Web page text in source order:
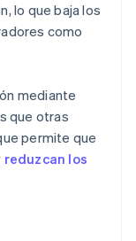
lo que baja los
como
mediante
que otras
permite que
reduzcan los